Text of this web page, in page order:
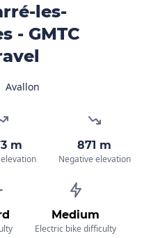
les-
- GMTC
Avallon
m 871 m
Negative elevation
Medium
Electric bike difficulty